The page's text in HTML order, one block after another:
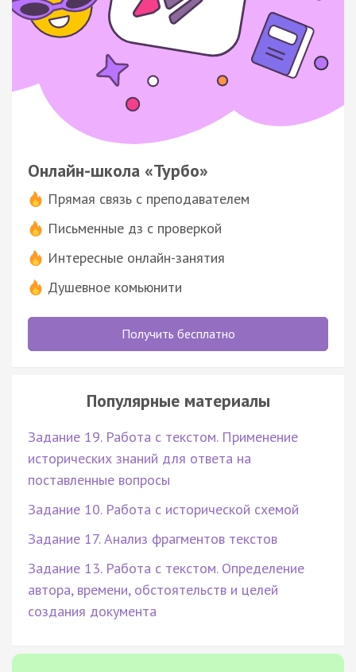
Онлайн-школа «Турбо»
Прямая связь с преподавателем
Письменные дз с проверкой
Интересные онлайн-занятия
Душевное комьюнити
Получить бесплатно
Популярные материалы
Задание 19. Работа с текстом. Применение
исторических знаний для ответа на
поставленные вопросы
Задание 10. Работа с исторической схемой
Задание 17. Анализ фрагментов текстов
Задание 13. Работа с текстом. Определение
автора, времени, обстоятельств и целей
создания документа